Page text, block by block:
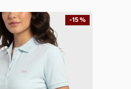
-15 %